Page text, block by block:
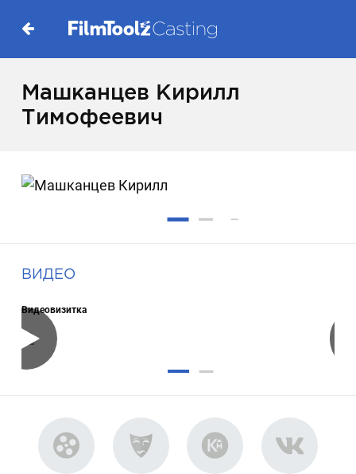
Машканцев Кирилл
Тимофеевич
ВИДЕО
Видеовизитка